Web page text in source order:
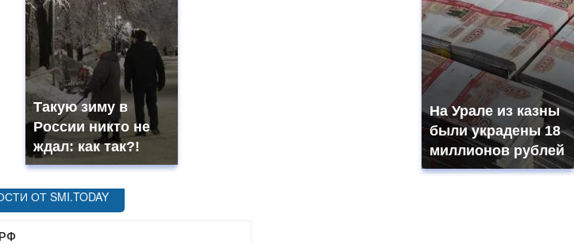
Такую зиму в
России никто не
ждал: как так?!
На Урале из казны
были украдены 18
миллионов рублей